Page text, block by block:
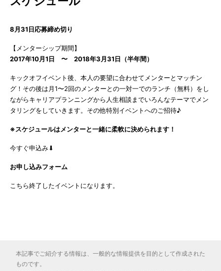
8月31日応募締め切り
【メンターシップ期間】
2017年10月1日 〜 2018年3月31日（半年間）
キックオフイベント後、本人の要望に合わせてメンターとマッチン
グ！その後は月1〜2回のメンターとの一対一でのランチ（無料）をし
ながらキャリアプランニングから人生相談までいろんなテーマでメン
タリングをしていきます。その他特別イベントへのご招待♪
※スケジュールはメンターと一緒に柔軟に決められます！
今すぐ申込み⬇︎
お申し込みフォーム
こちら終了したイベントになります。
本記事でご紹介する情報は、一般的な情報提供を目的として作成された
ものです。